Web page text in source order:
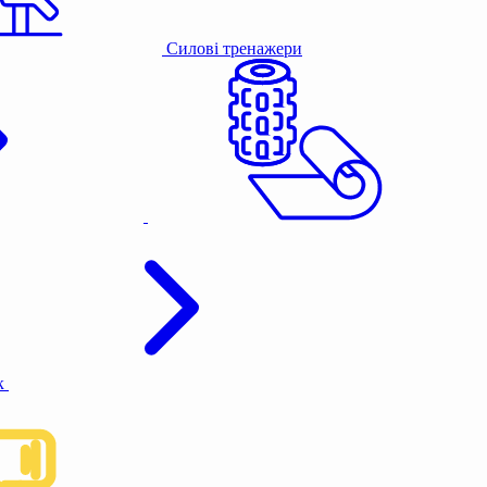
Силові тренажери